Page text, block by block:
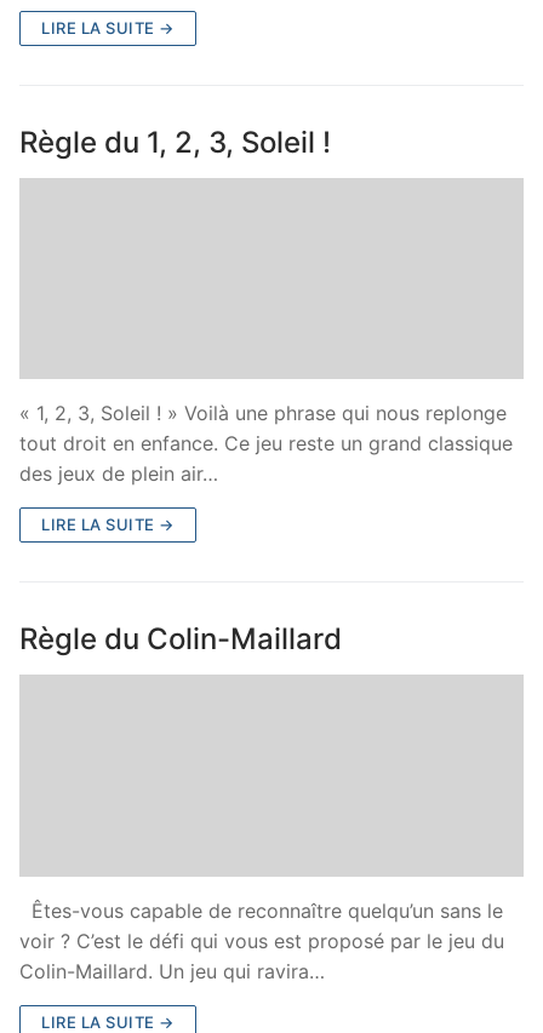
LIRE LA SUITE →
Règle du 1, 2, 3, Soleil !
« 1, 2, 3, Soleil ! » Voilà une phrase qui nous replonge
tout droit en enfance. Ce jeu reste un grand classique
des jeux de plein air…
LIRE LA SUITE →
Règle du Colin-Maillard
Êtes-vous capable de reconnaître quelqu’un sans le
voir ? C’est le défi qui vous est proposé par le jeu du
Colin-Maillard. Un jeu qui ravira…
LIRE LA SUITE →